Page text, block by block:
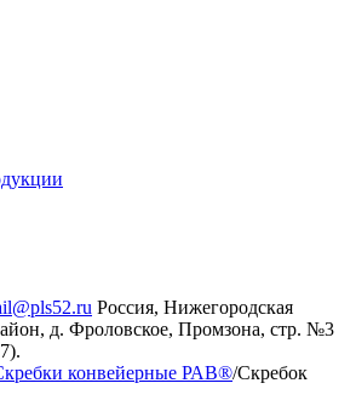
Россия, Нижегородская
д. Фроловское, Промзона, стр. №3
конвейерные РАВ®/Скребок